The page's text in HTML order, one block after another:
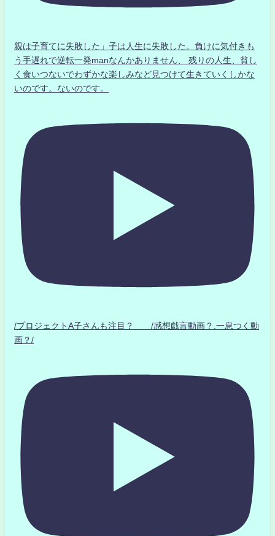
親は子育てに失敗した」子は人生に失敗した。負けに気付きも
う手遅れで逆転一発manなんかありません、 残りの人生、貧し
く食いつないでわずかな楽しみなど見つけて生きていくしかな
いのです。ないのです。
/プロジェクトA子さんも注目？ /感想戯言動画？.一息つく動
画？/